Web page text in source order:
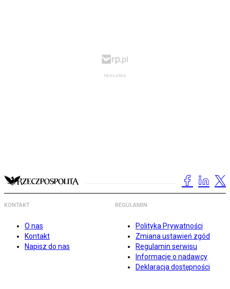
KONTAKT
O nas
Kontakt
Napisz do nas
REGULAMIN
Polityka Prywatności
Zmiana ustawień zgód
Regulamin serwisu
Informacje o nadawcy
Deklaracja dostępności